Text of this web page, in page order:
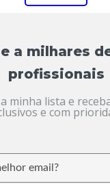
a milhares
profissionais
minha lista e
e com